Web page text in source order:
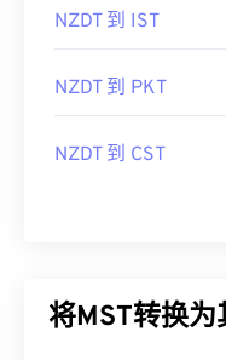
NZDT 到 IST
NZDT 到 PKT
NZDT 到 CST
将MST转换